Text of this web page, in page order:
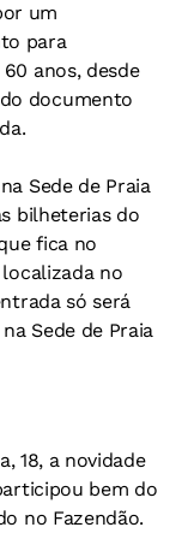
um
para
anos, desde
documento
Sede de Praia
bilheterias do
fica no
no
só será
Sede de Praia
18, a novidade
bem do
no Fazendão.